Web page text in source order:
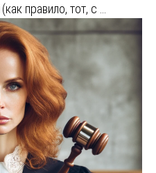
правило, тот, с …